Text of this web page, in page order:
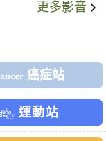
更多影音
癌症站
運動站